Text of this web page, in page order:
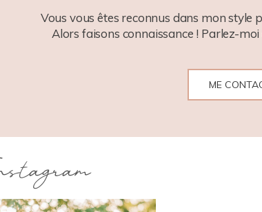
Vous vous êtes reconnus dans mon
Alors faisons connaissance ! Parlez-
ME